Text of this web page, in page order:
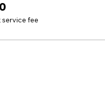
service fee